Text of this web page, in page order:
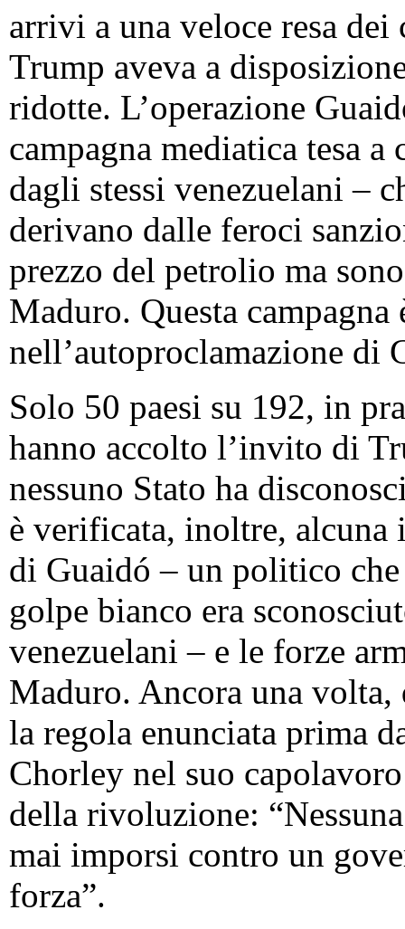
arrivi a una veloce resa
Trump aveva a
ridotte. L’operazione
campagna mediatica tesa
dagli stessi venezuelani –
derivano dalle feroci
prezzo del petrolio ma
Maduro. Questa campagna
nell’autoproclamazione di
Solo 50 paesi su 192, in
hanno accolto l’invito di
nessuno Stato ha
è verificata, inoltre, alcuna
di Guaidó – un politico
golpe bianco era
venezuelani – e le forze
Maduro. Ancora una volta,
la regola enunciata prima
Chorley nel suo
della rivoluzione:
mai imporsi contro un
forza”.